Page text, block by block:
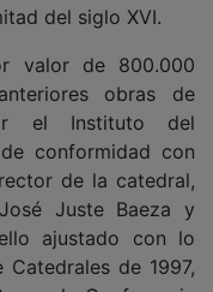
obras de
el Instituto del
conformidad con
de la catedral,
Juste Baeza y
ajustado con lo
de 1997,
y la Conferencia